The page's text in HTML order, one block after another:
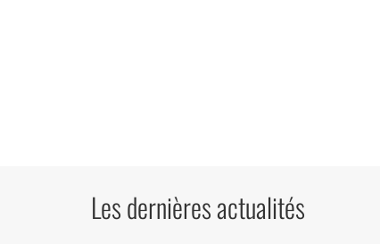
Les dernières actualités